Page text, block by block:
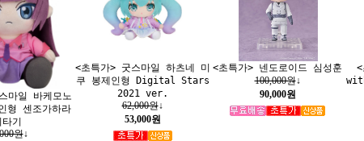
마일 바케모노
형 센조가하라
타기
원↓
<초특가> 굿스마일 하츠네 미
쿠 봉제인형 Digital Stars
2021 ver.
62,000원↓
53,000원
<초특가> 넨도로이드 심성훈
100,000원↓
90,000원